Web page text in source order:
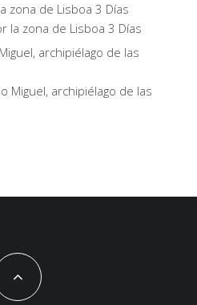
zona de Lisboa 3 Días
archipiélago de las